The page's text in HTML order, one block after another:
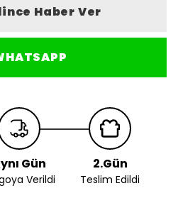
Haber Ver
Gün
Verildi
2.Gün
Teslim Edildi